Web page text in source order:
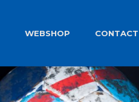
WEBSHOP CONTACT